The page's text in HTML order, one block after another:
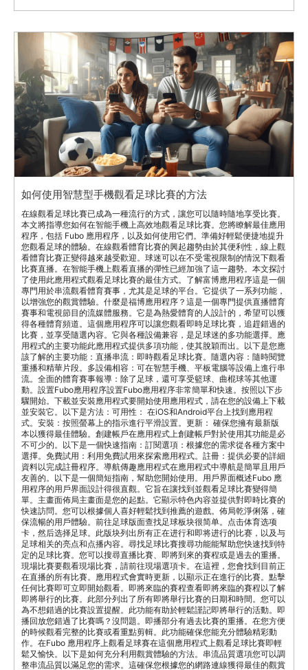
如何使用智慧型手機觀看足球比賽的方法
在線觀看足球比賽已成為一種流行的方式，讓您可以隨時隨地享受比賽。
本文將指導您如何在智能手機上高效地觀看足球比賽。您將瞭解最佳應用
程序，包括 Fubo 應用程序，以及如何使用它們。準備好輕鬆便捷地提升
您觀看足球的體驗。在線觀看體育比賽的興起趨勢由於其便利性，線上觀
看體育比賽正變得越來越受歡迎。球迷可以在不受電視限制的情況下觀看
比賽直播。在智能手機上觀看直播的彈性已經加強了這一趨勢。本文探討
了使用此應用程式觀看足球比賽的最佳方式。了解富博應用程序這是一個
專門用於串流觀看體育賽事，尤其是足球的平台。它提供了一系列功能，
以增強您的觀賞體驗。什麼是福博應用程序？這是一個專門提供直播體育
賽事和電視節目的流媒體服務。它是為熱愛體育的人設計的，希望可以獲
得各種體育頻道。這個應用程序可以讓您觀看即時足球比賽，追趕錯過的
比賽，並享受隨選內容。它與各種設備兼容，是足球迷的多功能選擇。應
用程式的主要功能此應用程式提供多項功能，使其脫穎而出。以下是您應
該了解的主要功能：直播串流：即時觀看足球比賽。隨選內容：隨時閱覽
重播和精華片段。多設備相容：可在智慧手機、平板電腦等設備上進行串
流。全面的體育賽事報導：除了足球，還可享受籃球、曲棍球等其他運
動。設置Fubo應用程序設置Fubo應用程序非常簡單和快速。按照以下步
驟開始。下載並安裝應用程式要開始使用應用程式，請在您的設備上下載
並安裝它。以下是方法：可用性： 在iOS和Android平台上找到應用程
式。安裝：按照螢幕上的指示進行平滑設置。更新： 確保您擁有最新版
本以獲得最佳體驗。創建帳戶在應用程式上創建帳戶對於使用其功能是必
不可少的。以下是一個快速指南：訂閱選項：根據您的需求從各種方案中
選擇。免費試用：利用免費試用來探索應用程式。註冊：提供必要的詳細
資料以完成註冊程序。導航傳趣應用程式在應用程式中導航是簡單且用戶
友善的。以下是一個簡短指南，幫助您開始使用。用戶界面概述Fubo 應
用程序的用戶界面設計得很直觀。它旨在讓找到並觀看足球比賽變得簡
單。主畫面佈局主畫面是您的起點。它顯示特色內容並提供對即時比賽的
快速訪問。您可以根據個人喜好輕鬆找到推薦的遊戲。佈局乾淨俐落，確
保流暢的用戶體驗。前往足球版面查找足球板块很简单。点击体育选项
卡，然后选择足球。此版块列出所有正在进行和即将进行的比赛，以及与
足球相关的亮点和点播内容。尋找足球比賽搜尋功能能幫助您快速找到特
定的足球比賽。您可以搜尋直播比賽、即將到來的賽程或是過去的重播。
現場比賽要觀看現場比賽，請前往現場選項卡。在這裡，您會找到目前正
在直播的所有比賽。應用程式會實時更新，以顯示正在進行的比賽。點擊
任何比賽即可立即開始觀看。即將來臨的賽程查看即將來臨的賽程以了解
即將舉行的比賽。此部分列出了所有即將舉行比賽的日期和時間。您可以
為不想錯過的比賽設置提醒。此功能有助於輕鬆謹記即將舉行的活動。即
播回放您錯過了比賽嗎？沒問題。即播部分有過去比賽的重播。在您方便
的時候觀看完整的比賽或看重點剪輯。此功能確保您能充分體驗精彩動
作。在Fubo 應用程序上觀看足球賽在這個應用程式上觀看足球比賽即輕
鬆又愉快。以下是如何充分利用觀賞體驗的方法。串流品質選項您可以調
整串流品質以滿足您的需求。這確保您根據您的網路連線獲得最佳的觀賞